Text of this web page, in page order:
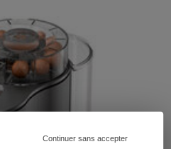
Continuer sans accepter